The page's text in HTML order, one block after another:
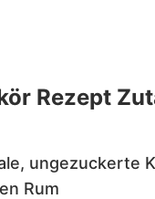
Rezept
ungezuckerte
Rum